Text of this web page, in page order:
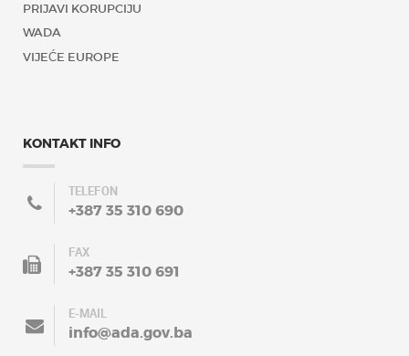
PRIJAVI KORUPCIJU
WADA
VIJEĆE EUROPE
KONTAKT INFO
TELEFON
+387 35 310 690
FAX
+387 35 310 691
E-MAIL
info@ada.gov.ba